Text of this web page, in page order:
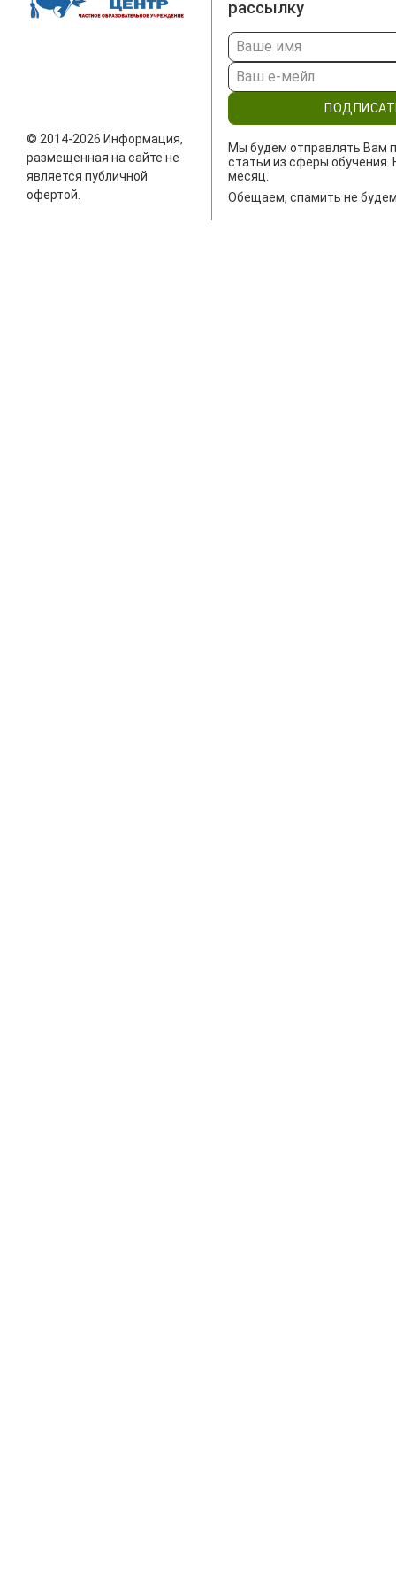
© 2014-2026 Информация,
размещенная на сайте не
является публичной
офертой.
рассылку
Мы будем отправлять Вам
статьи из сферы обучения.
месяц.
Обещаем, спамить не